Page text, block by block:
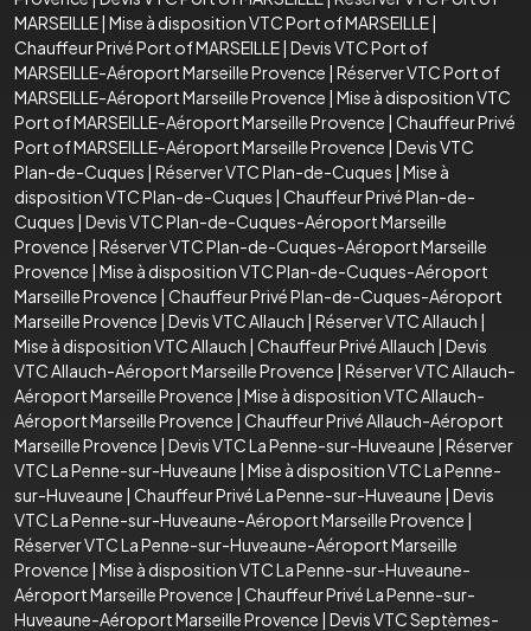
MARSEILLE| Mise à disposition VTC Port of MARSEILLE|
Chauffeur Privé Port of MARSEILLE| Devis VTC Port of
MARSEILLE-Aéroport Marseille Provence | Réserver VTC Port of
MARSEILLE-Aéroport Marseille Provence | Mise à disposition VTC
Port of MARSEILLE-Aéroport Marseille Provence | Chauffeur Privé
Port of MARSEILLE-Aéroport Marseille Provence | Devis VTC
Plan-de-Cuques | Réserver VTC Plan-de-Cuques | Mise à
disposition VTC Plan-de-Cuques | Chauffeur Privé Plan-de-
Cuques | Devis VTC Plan-de-Cuques-Aéroport Marseille
Provence | Réserver VTC Plan-de-Cuques-Aéroport Marseille
Provence | Mise à disposition VTC Plan-de-Cuques-Aéroport
Marseille Provence | Chauffeur Privé Plan-de-Cuques-Aéroport
Marseille Provence | Devis VTC Allauch | Réserver VTC Allauch |
Mise à disposition VTC Allauch | Chauffeur Privé Allauch | Devis
VTC Allauch-Aéroport Marseille Provence | Réserver VTC Allauch-
Aéroport Marseille Provence | Mise à disposition VTC Allauch-
Aéroport Marseille Provence | Chauffeur Privé Allauch-Aéroport
Marseille Provence | Devis VTC La Penne-sur-Huveaune | Réserver
VTC La Penne-sur-Huveaune | Mise à disposition VTC La Penne-
sur-Huveaune | Chauffeur Privé La Penne-sur-Huveaune | Devis
VTC La Penne-sur-Huveaune-Aéroport Marseille Provence |
Réserver VTC La Penne-sur-Huveaune-Aéroport Marseille
Provence | Mise à disposition VTC La Penne-sur-Huveaune-
Aéroport Marseille Provence | Chauffeur Privé La Penne-sur-
Huveaune-Aéroport Marseille Provence | Devis VTC Septèmes-